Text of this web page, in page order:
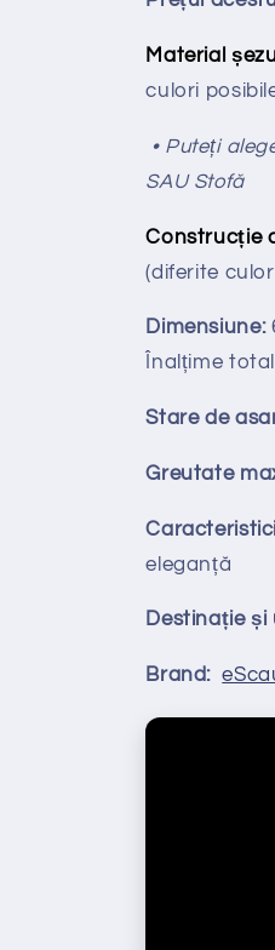
Material
culori
• Puteți
SAU Stofă
Construcție
(diferite
Dimensiune:
Înalțime
Stare de
Greutate
eleganță
Destinație și
Brand: